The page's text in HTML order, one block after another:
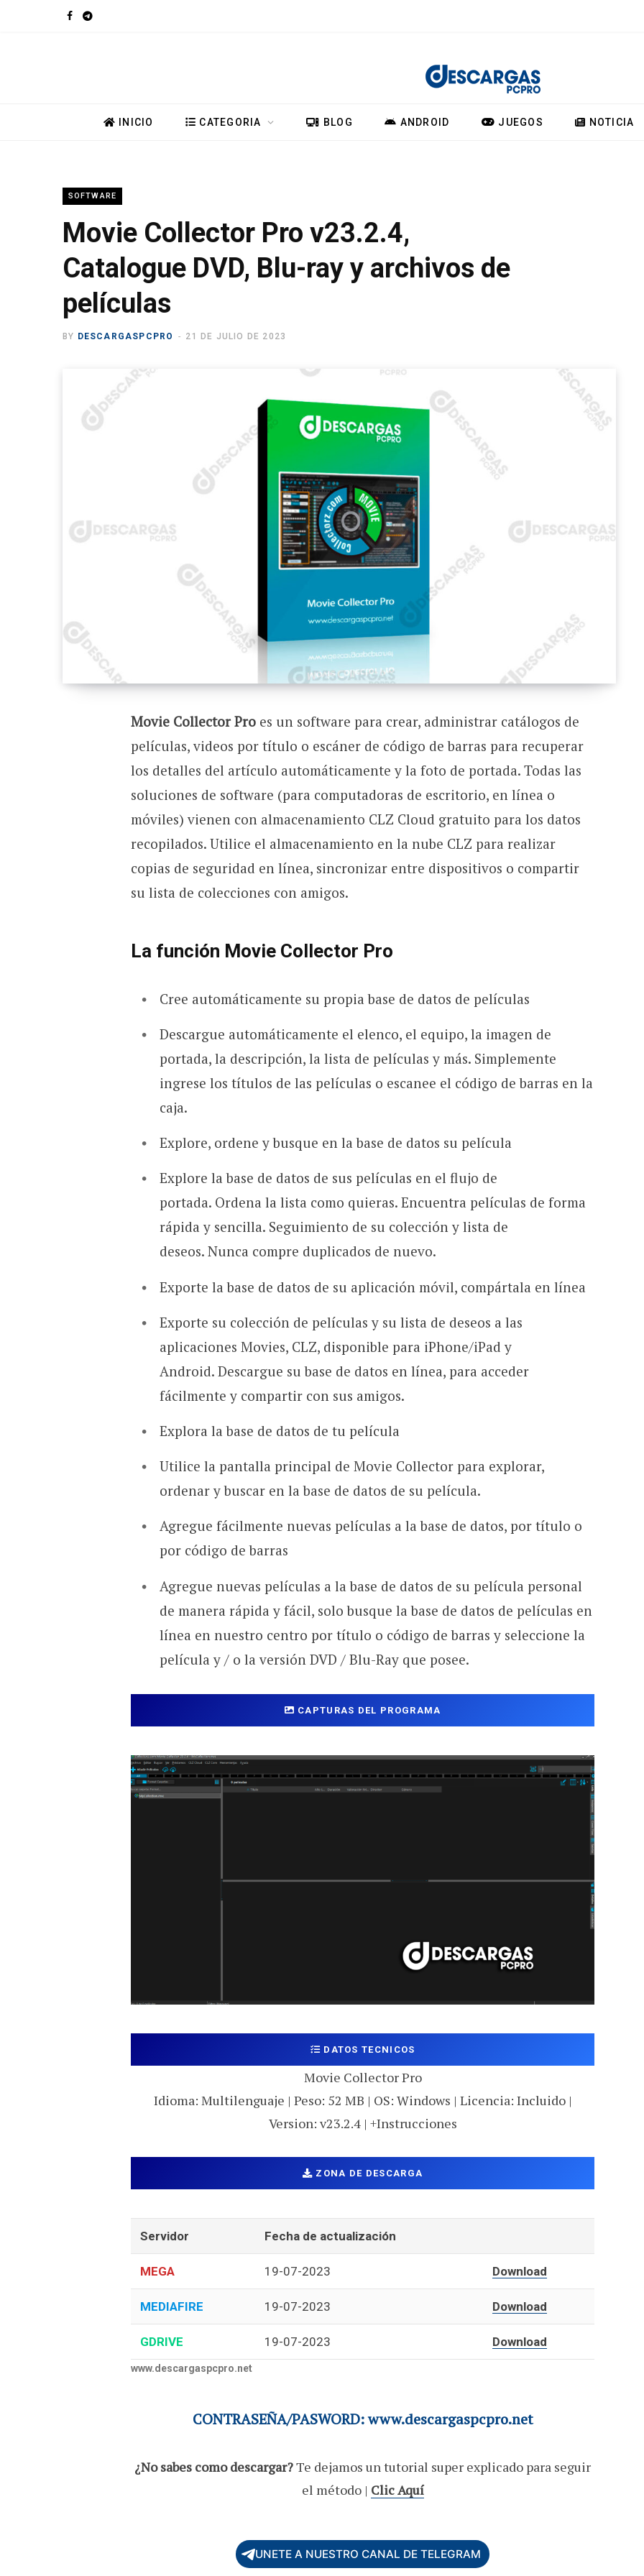
F
o
k
T
a
m
INICIO CATEGORIA BLOG ANDROID JUEGOS NOTICIA
SOFTWARE
Movie Collector Pro v23.2.4,
Catalogue DVD, Blu-ray y archivos de
películas
BY DESCARGASPCPRO 21 DE JULIO DE 2023
Movie Collector Proes un software para crear, administrar catálogos de
películas, videos por título o escáner de código de barras para recuperar
los detalles del artículo automáticamente y la foto de portada. Todas las
soluciones de software (para computadoras de escritorio, en línea o
móviles) vienen con almacenamiento CLZ Cloud gratuito para los datos
recopilados. Utilice el almacenamiento en la nube CLZ para realizar
copias de seguridad en línea, sincronizar entre dispositivos o compartir
su lista de colecciones con amigos.
La función Movie Collector Pro
Cree automáticamente su propia base de datos de películas
Descargue automáticamente el elenco, el equipo, la imagen de
portada, la descripción, la lista de películas y más. Simplemente
ingrese los títulos de las películas o escanee el código de barras en la
caja.
Explore, ordene y busque en la base de datos su película
Explore la base de datos de sus películas en el flujo de
portada. Ordena la lista como quieras. Encuentra películas de forma
rápida y sencilla. Seguimiento de su colección y lista de
deseos. Nunca compre duplicados de nuevo.
Exporte la base de datos de su aplicación móvil, compártala en línea
Exporte su colección de películas y su lista de deseos a las
aplicaciones Movies, CLZ, disponible para iPhone/iPad y
Android. Descargue su base de datos en línea, para acceder
fácilmente y compartir con sus amigos.
Explora la base de datos de tu película
Utilice la pantalla principal de Movie Collector para explorar,
ordenar y buscar en la base de datos de su película.
Agregue fácilmente nuevas películas a la base de datos, por título o
por código de barras
Agregue nuevas películas a la base de datos de su película personal
de manera rápida y fácil, solo busque la base de datos de películas en
línea en nuestro centro por título o código de barras y seleccione la
película y / o la versión DVD / Blu-Ray que posee.
CAPTURAS DEL PROGRAMA
DATOS TECNICOS
Movie Collector Pro
Idioma: Multilenguaje | Peso: 52 MB | OS: Windows | Licencia: Incluido |
Version: v23.2.4 | +Instrucciones
ZONA DE DESCARGA
Servidor Fecha de actualización
MEGA 19-07-2023 Download
MEDIAFIRE 19-07-2023 Download
GDRIVE 19-07-2023 Download
www.descargaspcpro.net
CONTRASEÑA/PASWORD: www.descargaspcpro.net
¿No sabes como descargar?Te dejamos un tutorial super explicado para seguir
el método | Clic Aquí
UNETE A NUESTRO CANAL DE TELEGRAM